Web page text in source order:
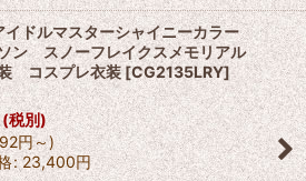
ドルマスターシャイニーカラー
ン スノーフレイクスメモリアル
コスプレ衣装 [CG2135LRY]
(税別)
円～)
: 23,400円